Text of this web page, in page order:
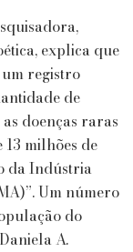
explica que
registro
de
doenças raras
13 milhões de
da Indústria
Um número
do
A.